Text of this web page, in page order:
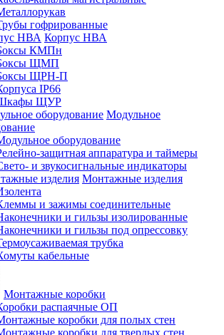
гофрированные
Корпус НВА
КМПн
ЩМП
ЩРН-П
IP66
ЩУР
Модульное
оборудование
защитная аппаратура и таймеры
и звукосигнальные индикаторы
Монтажные изделия
и зажимы соединительные
и гильзы изолированные
и гильзы под опрессовку
трубка
кабельные
Монтажные коробки
распаячные ОП
коробки для полых стен
коробки для твердых стен